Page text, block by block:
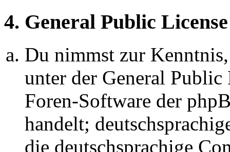
4. General Public License
Du nimmst zur
unter der General
Foren-Software der
handelt;
die deutschsprachige